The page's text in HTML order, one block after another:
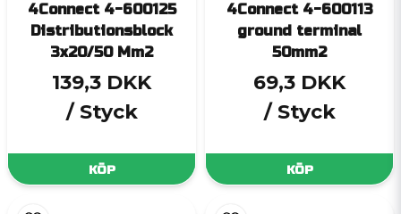
4Connect 4-600125
Distributionsblock
3x20/50 Mm2
139,3 DKK
/ Styck
KÖP
4Connect 4-600113
ground terminal
50mm2
69,3 DKK
/ Styck
KÖP